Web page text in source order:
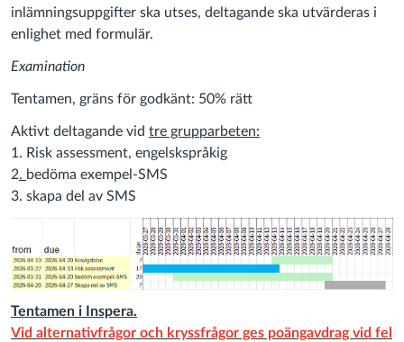
inlämningsuppgifter ska utses, deltagande ska utvärderas i
enlighet med formulär.
Examination
Tentamen, gräns för godkänt: 50% rätt
Aktivt deltagande vid tre grupparbeten:
1. Risk assessment, engelskspråkig
2. bedöma exempel-SMS
3. skapa del av SMS
Tentamen i Inspera.
Vid alternativfrågor och kryssfrågor ges poängavdrag vid fel